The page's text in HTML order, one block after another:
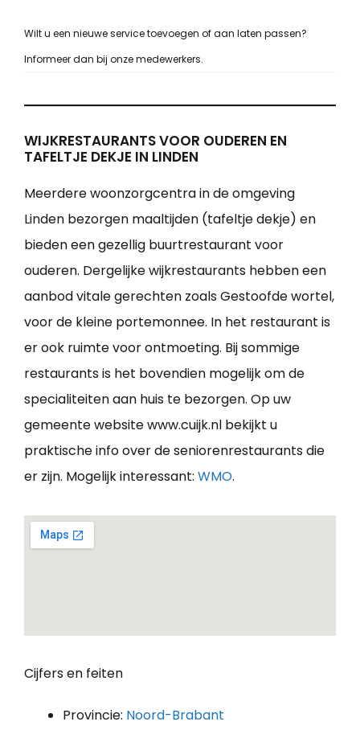
Wilt u een nieuwe service toevoegen of aan laten passen?
Informeer dan bij onze medewerkers.
WIJKRESTAURANTS VOOR OUDEREN EN
TAFELTJE DEKJE IN LINDEN
Meerdere woonzorgcentra in de omgeving
Linden bezorgen maaltijden (tafeltje dekje) en
bieden een gezellig buurtrestaurant voor
ouderen. Dergelijke wijkrestaurants hebben een
aanbod vitale gerechten zoals Gestoofde wortel,
voor de kleine portemonnee. In het restaurant is
er ook ruimte voor ontmoeting. Bij sommige
restaurants is het bovendien mogelijk om de
specialiteiten aan huis te bezorgen. Op uw
gemeente website www.cuijk.nl bekijkt u
praktische info over de seniorenrestaurants die
er zijn. Mogelijk interessant: WMO.
Cijfers en feiten
Provincie: Noord-Brabant